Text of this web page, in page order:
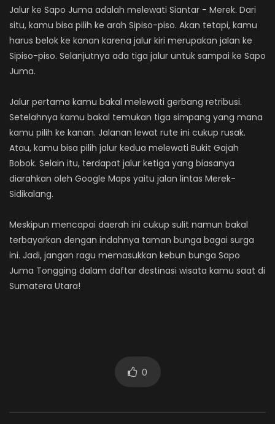
Jalur ke Sapo Juma adalah melewati Siantar - Merek. Dari
situ, kamu bisa pilih ke arah Sipiso-piso. Akan tetapi, kamu
harus belok ke kanan karena jalur kiri merupakan jalan ke
Sipiso-piso. Selanjutnya ada tiga jalur untuk sampai ke Sapo
Juma.
Jalur pertama kamu bakal melewati gerbang retribusi.
Setelahnya kamu bakal temukan tiga simpang yang mana
kamu pilih ke kanan. Jalanan lewat rute ini cukup rusak.
Atau, kamu bisa pilih jalur kedua melewati Bukit Gajah
Bobok. Selain itu, terdapat jalur ketiga yang biasanya
diarahkan oleh Google Maps yaitu jalan lintas Merek-
Sidikalang.
Meskipun mencapai daerah ini cukup sulit namun bakal
terbayarkan dengan indahnya taman bunga bagai surga
ini. Jadi, jangan ragu memasukkan kebun bunga Sapo
Juma Tongging dalam daftar destinasi wisata kamu saat di
Sumatera Utara!
0